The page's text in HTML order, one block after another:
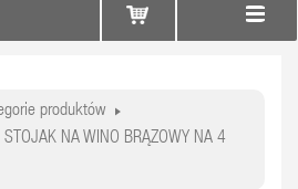
produktów
STOJAK NA WINO BRĄZOWY NA 4